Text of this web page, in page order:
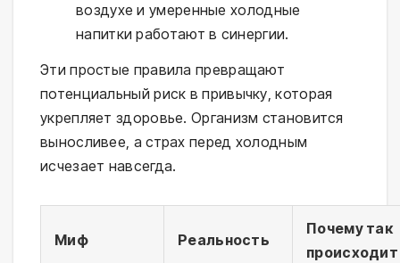
воздухе и умеренные холодные
напитки работают в синергии.
Эти простые правила превращают
потенциальный риск в привычку, которая
укрепляет здоровье. Организм становится
выносливее, а страх перед холодным
исчезает навсегда.
Миф Реальность
Почему так
происходит